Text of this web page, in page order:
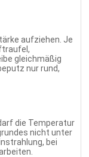
aufziehen. Je
gleichmäßig
nur rund,
die Temperatur
nicht unter
bei